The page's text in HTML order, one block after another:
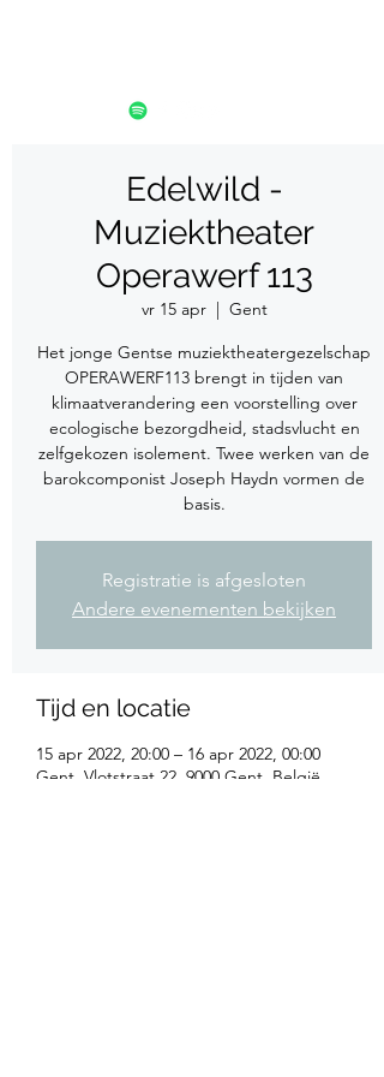
Edelwild -
Muziektheater
Operawerf 113
vr 15 apr
  |
Gent
Het jonge Gentse muziektheatergezelschap
OPERAWERF113 brengt in tijden van
klimaatverandering een voorstelling over
ecologische bezorgdheid, stadsvlucht en
zelfgekozen isolement. Twee werken van de
barokcomponist Joseph Haydn vormen de
basis.
Registratie is afgesloten
Andere evenementen bekijken
Tijd en locatie
15 apr 2022, 20:00 – 16 apr 2022, 00:00
Gent, Vlotstraat 22, 9000 Gent, België